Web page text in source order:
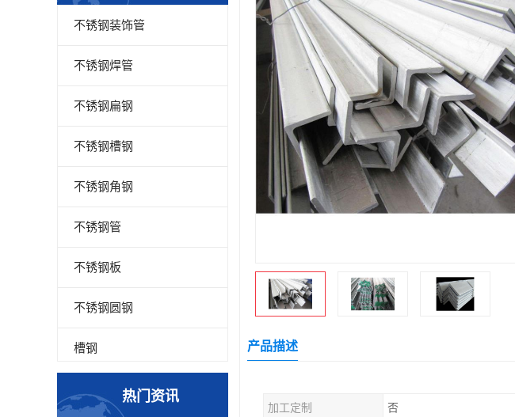
不锈钢装饰管
不锈钢焊管
不锈钢扁钢
不锈钢槽钢
不锈钢角钢
不锈钢管
不锈钢板
不锈钢圆钢
槽钢
热门资讯
产品描述
加工定制 否